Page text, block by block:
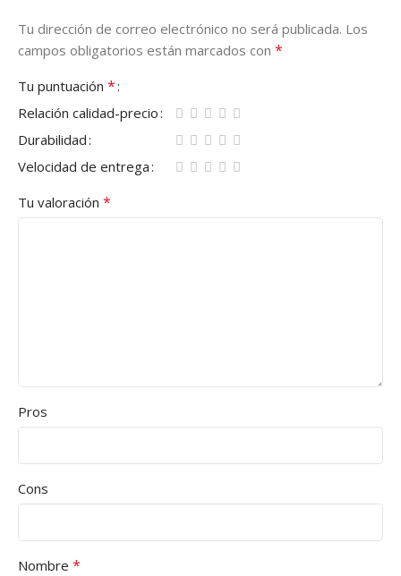
Tu dirección de correo electrónico no será publicada. Los
campos obligatorios están marcados con *
Tu puntuación *
Relación calidad-precio
Durabilidad
Velocidad de entrega
Tu valoración *
Pros
Cons
Nombre *